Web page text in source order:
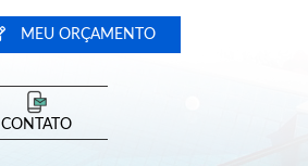
MEU ORÇAMENTO
CONTATO